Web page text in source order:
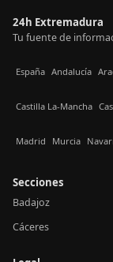
24h Extremadura
Tu fuente de
España Andalucía
Castilla La-Mancha
Madrid Murcia
Secciones
Badajoz
Cáceres